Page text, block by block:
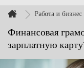
Работа и бизнес
Финансовая
зарплатную